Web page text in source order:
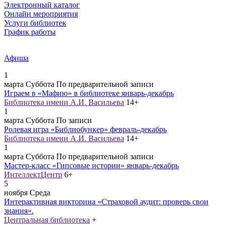
Электронный каталог
Онлайн мероприятия
Услуги библиотек
График работы
Афиша
1
марта Суббота По предварительной записи
Играем в «Мафию» в библиотеке январь-декабрь
Библиотека имени А.И. Васильева 14+
1
марта Суббота По записи
Ролевая игра «Библиобункер» февраль-декабрь
Библиотека имени А.И. Васильева 14+
1
марта Суббота По предварительной записи
Мастер-класс «Гипсовые истории» январь-декабрь
ИнтеллектЦентр 6+
5
ноября Среда
Интерактивная викторина «Страховой аудит: проверь свои
знания».
Центральная библиотека +